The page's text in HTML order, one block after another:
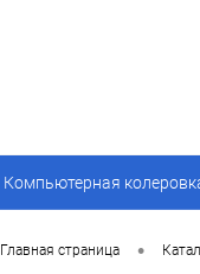
Компьютерная
Главная страница •